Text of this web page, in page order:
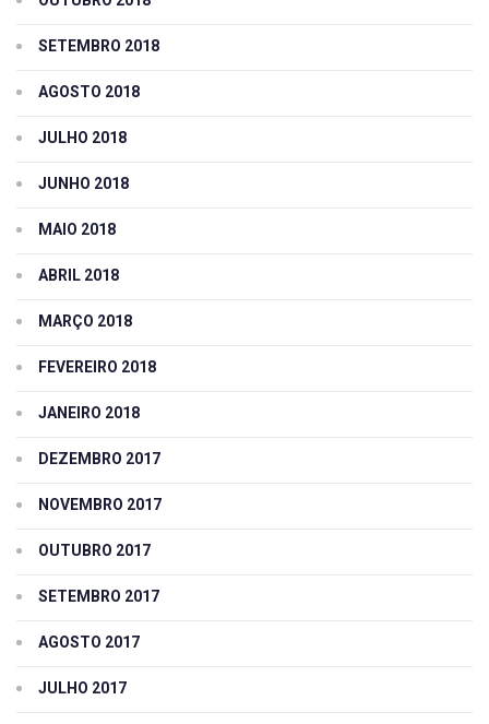
SETEMBRO 2018
AGOSTO 2018
JULHO 2018
JUNHO 2018
MAIO 2018
ABRIL 2018
MARÇO 2018
FEVEREIRO 2018
JANEIRO 2018
DEZEMBRO 2017
NOVEMBRO 2017
OUTUBRO 2017
SETEMBRO 2017
AGOSTO 2017
JULHO 2017